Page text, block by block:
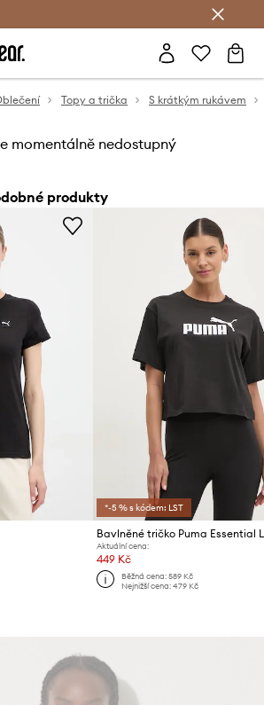
Topy a trička S krátkým rukávem
momentálně nedostupný
produkty
*-5 % s kódem: LST
Bavlněné tričko Puma Essential
Aktuální cena:
449 Kč
Běžná cena: 589 Kč
Nejnižší cena: 479 Kč